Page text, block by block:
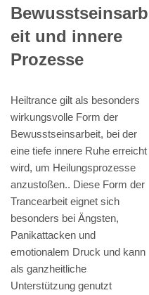
Bewusstseinsarb
eit und innere
Prozesse
Heiltrance gilt als besonders
wirkungsvolle Form der
Bewusstseinsarbeit, bei der
eine tiefe innere Ruhe erreicht
wird, um Heilungsprozesse
anzustoßen.. Diese Form der
Trancearbeit eignet sich
besonders bei Ängsten,
Panikattacken und
emotionalem Druck und kann
als ganzheitliche
Unterstützung genutzt